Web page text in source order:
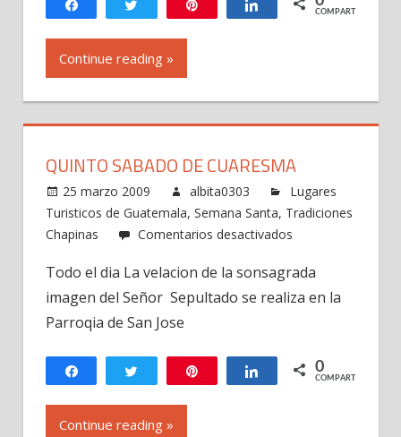
de
Ramos
Compartir Twittear Compartir
COMPARTIR
Continue reading »
QUINTO SABADO DE CUARESMA
25 marzo 2009 albita0303
Lugares
Turisticos de Guatemala, Semana Santa, Tradiciones
Chapinas
Comentarios desactivados
Sabado
de
Todo el dia La velacion de la sonsagrada
imagen del Señor Sepultado se realiza en la
Parroqia de San Jose
Compartir Twittear Compartir
0
COMPARTIR
Continue reading »